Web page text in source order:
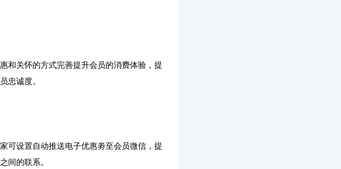
和关怀的方式完善提升会员的消费体验，提
忠诚度。
可设置自动推送电子优惠劵至会员微信，提
间的联系。